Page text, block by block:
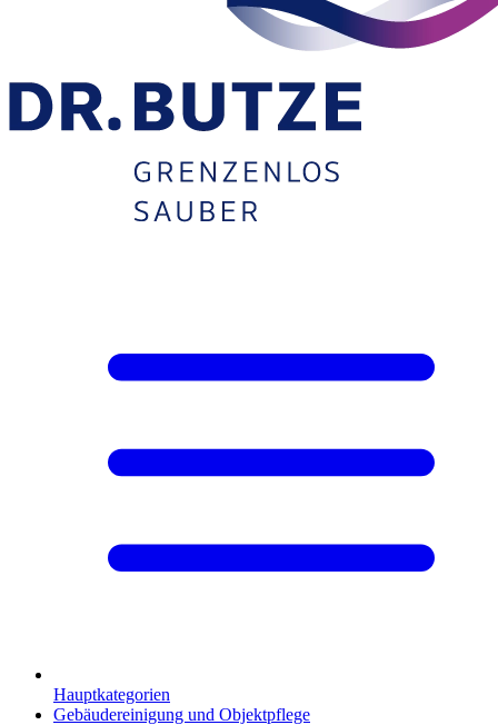
Hauptkategorien
Gebäudereinigung und Objektpflege